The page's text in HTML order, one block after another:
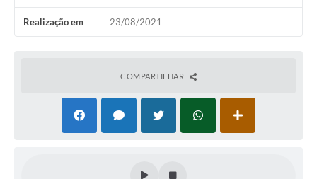
Contas Públicas
Realização em 23/08/2021
COMPARTILHAR